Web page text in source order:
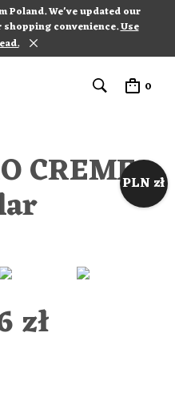
Poland. We've updated our
convenience.Use
0
CREME
zł
PLN zł